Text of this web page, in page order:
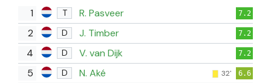
1 T R. Pasveer 7.2
2 D J. Timber 7.2
4 D V. van Dijk 7.2
5 D N. Aké 32' 6.6